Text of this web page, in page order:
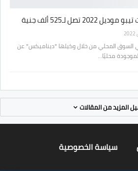
تصل لـ525 ألف جنية
السوق المحلي من خلال وكيلها "ديناميكس" عن
محليًا…
المزيد من المقالات
سياسة الخصوصية